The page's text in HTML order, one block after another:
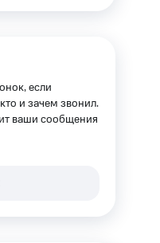
если
и зачем звонил.
ваши сообщения